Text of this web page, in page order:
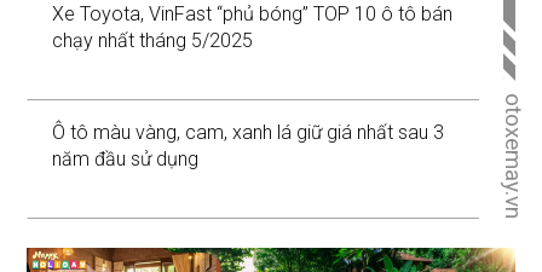
otoxemay.vn
Xe Toyota, VinFast “phủ bóng” TOP 10 ô tô bán
chạy nhất tháng 5/2025
Ô tô màu vàng, cam, xanh lá giữ giá nhất sau 3
năm đầu sử dụng